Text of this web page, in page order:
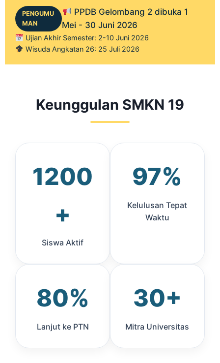
PENGUMU
MAN
PPDB Gelombang 2 dibuka 1
Mei - 30 Juni 2026
Ujian Akhir Semester: 2-10 Juni 2026
Wisuda Angkatan 26: 25 Juli 2026
Keunggulan SMKN 19
1200
+
Siswa Aktif
97%
Kelulusan Tepat
Waktu
80%
Lanjut ke PTN
30+
Mitra Universitas